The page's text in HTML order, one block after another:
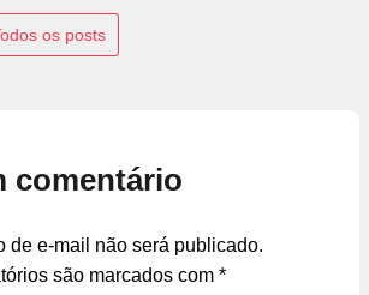
os posts
comentário
de e-mail não será publicado.
são marcados com *